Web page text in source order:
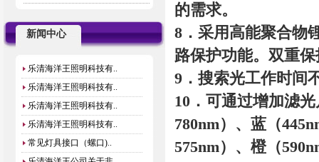
新闻中心
乐清海洋王照明科技有..
乐清海洋王照明科技有..
乐清海洋王照明科技有..
乐清海洋王照明科技有..
常见灯具接口（螺口)..
的需求。
8．采用高能聚合物
路保护功能。双重
9．搜索光工作时间
10．可通过增加滤
780nm）、蓝（
575nm）、橙（